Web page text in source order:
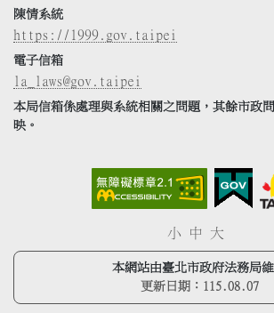
陳情系統
https://1999.gov.taipei
電子信箱
la_laws@gov.taipei
本局信箱係處理與系統相關之問題，其餘市政
映。
小 中 大
本網站由臺北市政府法務局
更新日期： 115.08.07